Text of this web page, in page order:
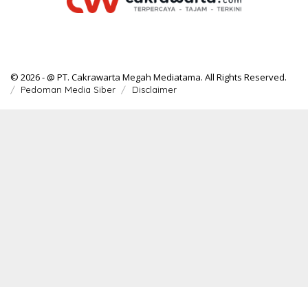
© 2026 - @ PT. Cakrawarta Megah Mediatama. All Rights Reserved.
Pedoman Media Siber Disclaimer